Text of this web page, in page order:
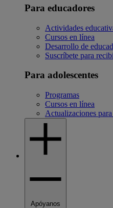
Para educadores
Actividades
Cursos en línea
Desarrollo de
Suscríbete para
Para adolescentes
Programas
Cursos en línea
Actualizaciones
Apóyanos